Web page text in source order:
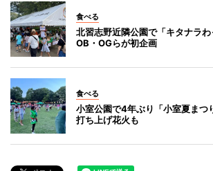
食べる
北習志野近隣公園で「キタナラ
OB・OGらが初企画
食べる
小室公園で4年ぶり「小室夏まつ
打ち上げ花火も